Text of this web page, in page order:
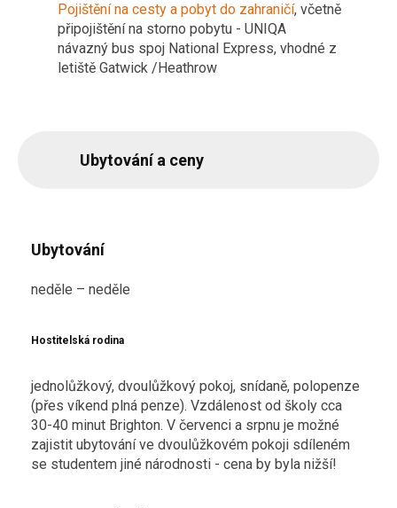
Pojištění na cesty a pobyt do zahraničí, včetně
připojištění na storno pobytu - UNIQA
návazný bus spoj National Express, vhodné z
letiště Gatwick /Heathrow
Ubytování a ceny
Ubytování
neděle – neděle
Hostitelská rodina
jednolůžkový, dvoulůžkový pokoj, snídaně, polopenze
(přes víkend plná penze). Vzdálenost od školy cca
30-40 minut Brighton. V červenci a srpnu je možné
zajistit ubytování ve dvoulůžkovém pokoji sdíleném
se studentem jiné národnosti - cena by byla nižší!